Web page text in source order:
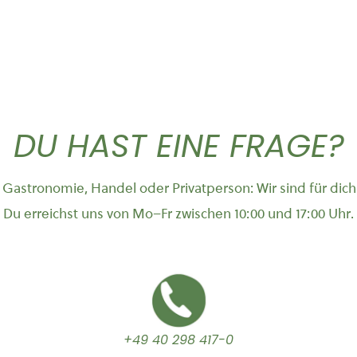
DU HAST EINE FRAGE?
Handel oder Privatperson: Wir sind für
Du erreichst uns von Mo–Fr zwischen 10:00 und 17:00 Uhr.
+49 40 298 417-0